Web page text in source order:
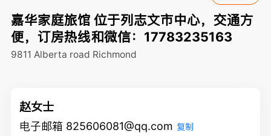
嘉华家庭旅馆 位于列志文市中心，交通方
便，订房热线和微信：17783235163
9811 Alberta road Richmond
赵女士
电子邮箱 825606081@qq.com 复制